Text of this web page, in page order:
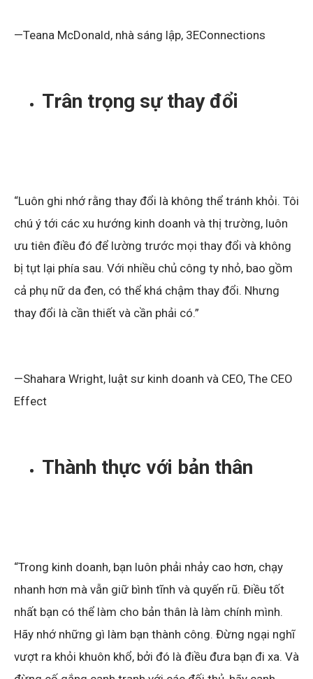
—Teana McDonald, nhà sáng lập, 3EConnections
Trân trọng sự thay đổi
“Luôn ghi nhớ rằng thay đổi là không thể tránh khỏi. Tôi
chú ý tới các xu hướng kinh doanh và thị trường, luôn
ưu tiên điều đó để lường trước mọi thay đổi và không
bị tụt lại phía sau. Với nhiều chủ công ty nhỏ, bao gồm
cả phụ nữ da đen, có thể khá chậm thay đổi. Nhưng
thay đổi là cần thiết và cần phải có.”
—Shahara Wright, luật sư kinh doanh và CEO, The CEO
Effect
Thành thực với bản thân
“Trong kinh doanh, bạn luôn phải nhảy cao hơn, chạy
nhanh hơn mà vẫn giữ bình tĩnh và quyến rũ. Điều tốt
nhất bạn có thể làm cho bản thân là làm chính mình.
Hãy nhớ những gì làm bạn thành công. Đừng ngại nghĩ
vượt ra khỏi khuôn khổ, bởi đó là điều đưa bạn đi xa. Và